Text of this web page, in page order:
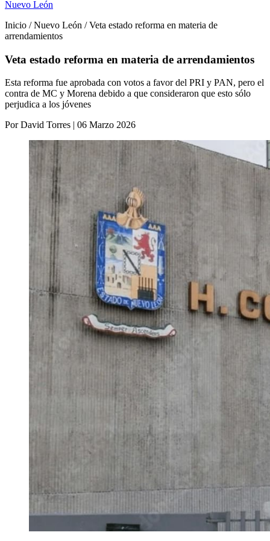
Nuevo León
Inicio / Nuevo León / Veta estado reforma en materia de
arrendamientos
Veta estado reforma en materia de arrendamientos
Esta reforma fue aprobada con votos a favor del PRI y PAN, pero el
contra de MC y Morena debido a que consideraron que esto sólo
perjudica a los jóvenes
Por David Torres | 06 Marzo 2026